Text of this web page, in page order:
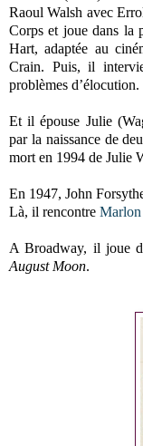
Raoul Walsh avec
Corps et joue dans la
Hart, adaptée au
Crain. Puis, il
problèmes d’élocution.
Et il épouse Julie
par la naissance de
mort en 1994 de Julie
En 1947, John
Là, il rencontre
A Broadway, il joue
August Moon.